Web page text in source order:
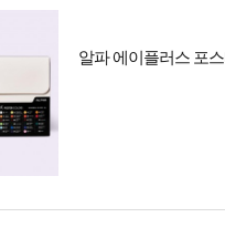
알파 에이플러스 포